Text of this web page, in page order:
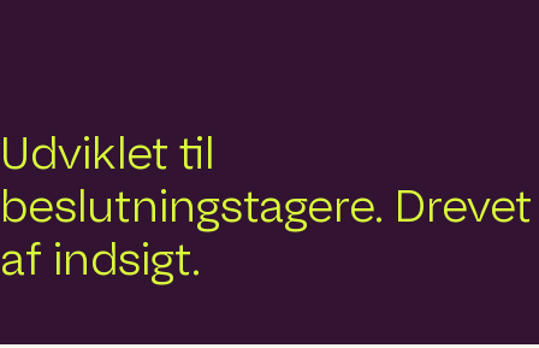
Udviklet til
beslutningstagere. Drevet
af indsigt.